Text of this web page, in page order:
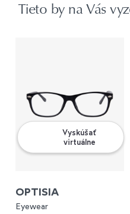
Tieto by na Vás
Vyskúšať
virtuálne
OPTISIA
Eyewear